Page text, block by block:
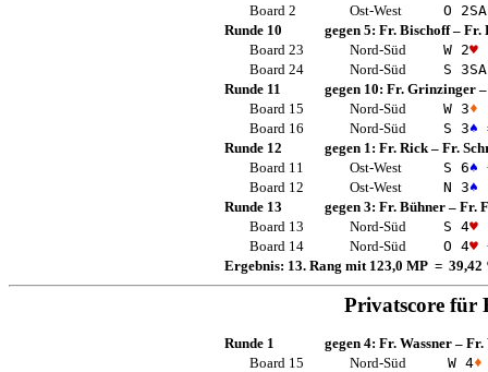
Board 2
Ost-West O 2SA
Runde 10
gegen 5: Fr. Bischoff– Fr.
Board 23
Nord-Süd W 2♥
Board 24
Nord-Süd S 3SA
Runde 11
gegen 10: Fr. Grinzinger
Board 15
Nord-Süd W 3♦
Board 16
Nord-Süd S 3♠
Runde 12
gegen 1: Fr. Rick – Fr.
Board 11
Ost-West S 6♠
Board 12
Ost-West N 3♠
Runde 13
gegen 3: Fr. Bühner – Fr.
Board 13
Nord-Süd S 4♥
Board 14
Nord-Süd O 4♥
Ergebnis: 13. Rang mit 123,0 MP = 39,42
Privatscore für
Runde 1 gegen 4: Fr. Wassner – Fr.
Board 15
Nord-Süd W 4♦